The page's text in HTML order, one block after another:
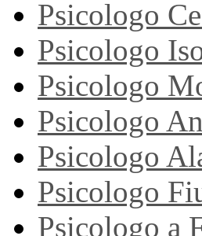
Psicologo
Psicologo
Psicologo
Psicologo
Psicologo
Psicologo
Psicologo a